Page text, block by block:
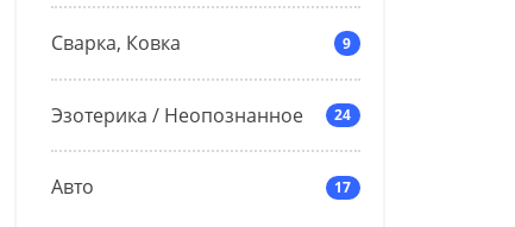
Сварка, Ковка 9
Эзотерика / Неопознанное 24
Авто 17